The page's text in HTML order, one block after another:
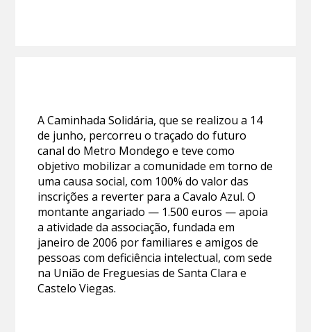
A Caminhada Solidária, que se realizou a 14
de junho, percorreu o traçado do futuro
canal do Metro Mondego e teve como
objetivo mobilizar a comunidade em torno de
uma causa social, com 100% do valor das
inscrições a reverter para a Cavalo Azul. O
montante angariado — 1.500 euros — apoia
a atividade da associação, fundada em
janeiro de 2006 por familiares e amigos de
pessoas com deficiência intelectual, com sede
na União de Freguesias de Santa Clara e
Castelo Viegas.